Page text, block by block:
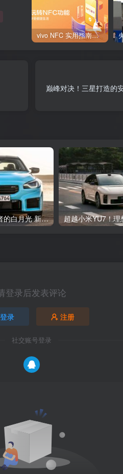
极暗显示的机型，夜间阅读
vivo NFC 实用指南：四大功能一键上手
巅峰对决！三星打造的
燃油性能车爱好者的白月光 新款宝马M2历史首次用上四驱！
登录后发表评论
登录 注册
社交账号登录